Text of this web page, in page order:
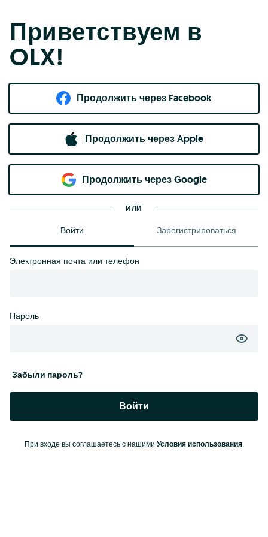
Приветствуем в
OLX!
Продолжить через Facebook
Продолжить через Apple
Продолжить через Google
ИЛИ
Войти Зарегистрироваться
Электронная почта или телефон
Пароль
Забыли пароль?
Войти
При входе вы соглашаетесь с нашими Условия использования.